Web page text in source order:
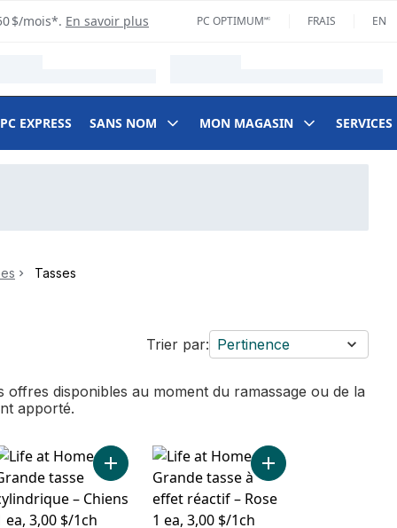
$/mois*. En savoir plus PC OPTIMUM🅪 FRAIS EN
EXPRESS SANS NOM MON MAGASIN SERVICES
Tasses
Trier par: Pertinence
disponibles au moment du ramassage ou de la
apporté.
paniertasse biseautée en verre à double paroi au panier
Ajouter Grande tasse cylindrique – Chiens au
Ajouter Grande tasse